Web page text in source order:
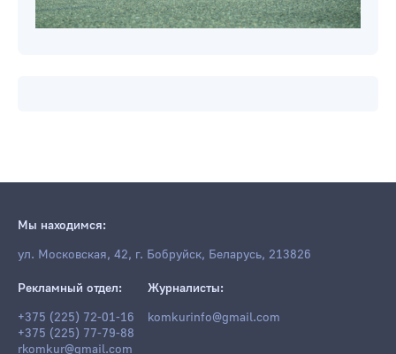
Мы находимся:
ул. Московская, 42, г. Бобруйск, Беларусь, 213826
Рекламный отдел:
+375 (225) 72-01-16
+375 (225) 77-79-88
rkomkur@gmail.com
Журналисты:
komkurinfo@gmail.com